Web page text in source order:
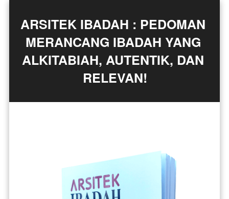
ARSITEK IBADAH : PEDOMAN
MERANCANG IBADAH YANG
ALKITABIAH, AUTENTIK, DAN
RELEVAN!